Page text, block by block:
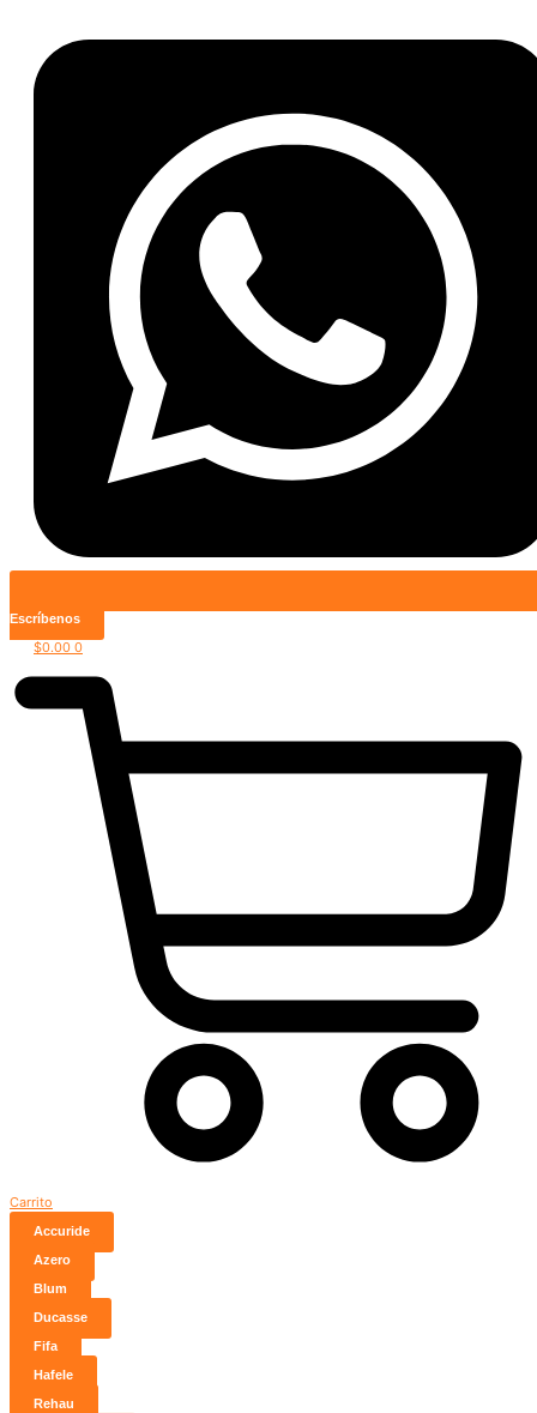
Escríbenos
$0.00 0
Carrito
Accuride
Azero
Blum
Ducasse
Fifa
Hafele
Rehau